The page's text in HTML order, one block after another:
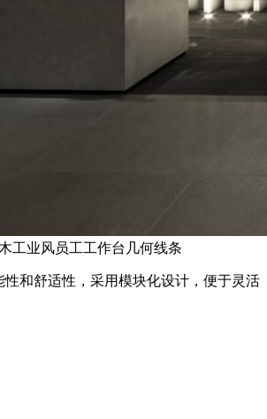
工业风员工工作台几何线条
性和舒适性，采用模块化设计，便于灵活